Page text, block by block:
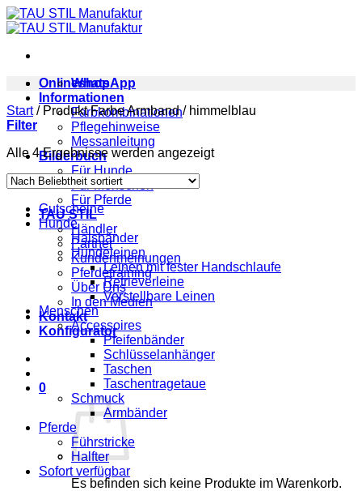
Zum
Inhalt
Onlineshop
Informationen
Farbkombinationen
Pflegehinweise
Messanleitung
Bilderbuch
Für Hunde
Für Menschen
Für Pferde
TAU STIL
Händler
Partner
Kundenmeinungen
Pferdetraining
Über Uns
In den Medien
Kontakt
Konfigurator
0
Es befinden sich keine Produkte im Warenkorb.
WhatsApp
Start /Produkt Farbe Armband/himmelblau
Filter
Alle 4 Ergebnisse werden angezeigtNach
Gutscheine
Hunde
Halsbänder
Hundeleinen
Leinen mit fester Handschlaufe
Retrieverleine
Verstellbare Leinen
Menschen
Accessoires
Pfeifenbänder
Schlüsselanhänger
Taschen
Taschentragetaue
Schmuck
Armbänder
Pferde
Führstricke
Halfter
Sofort verfügbar